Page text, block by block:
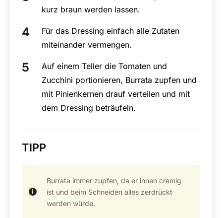
kurz braun werden lassen.
Für das Dressing einfach alle Zutaten
miteinander vermengen.
Auf einem Teller die Tomaten und
Zucchini portionieren, Burrata zupfen und
mit Pinienkernen drauf verteilen und mit
dem Dressing beträufeln.
TIPP
Burrata immer zupfen, da er innen cremig
ist und beim Schneiden alles zerdrückt
werden würde.